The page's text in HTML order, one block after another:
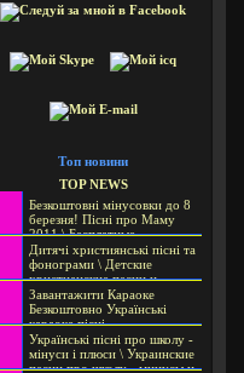
Топ новини
TOP NEWS
Безкоштовні мінусовки до 8
березня! Пісні про Маму
2011 \ Бесплатные
минусовки к 8 марта! Песни
о Маме 2011 \ Free audio
file for March 8!
Дитячі християнські пісні та
фонограми \ Детские
христианские песни и
фонограммы \ Children's
Christian songs and
soundtracks
Завантажити Караоке
Безкоштовно Українські
караоке пісні
БЕЗКОШТОВНО
Українські пісні про школу -
мінуси і плюси \ Украинские
песни про школу - минусы и